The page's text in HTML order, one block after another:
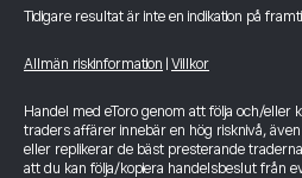
Tidigare resultat är inte en indikation på
Allmän riskinformation Villkor
Handel med eToro genom att följa och/eller
traders affärer innebär en hög risknivå,
eller replikerar de bäst presterande
att du kan följa/kopiera handelsbeslut från